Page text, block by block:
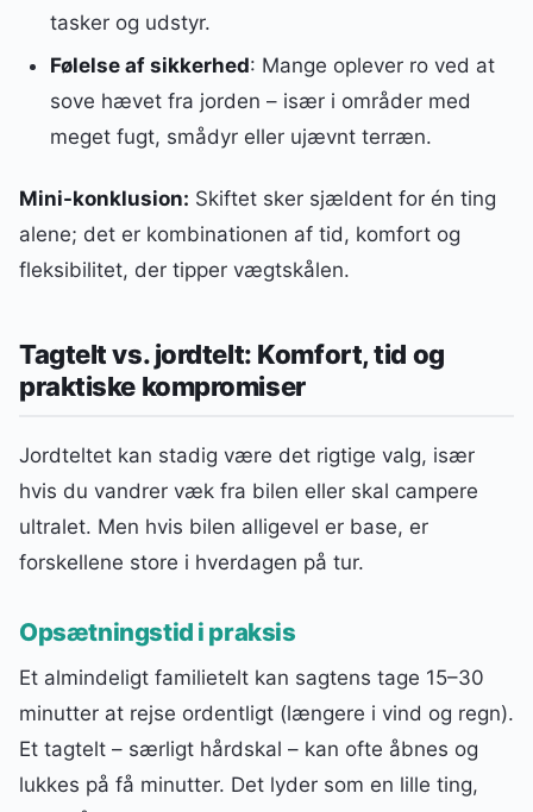
tasker og udstyr.
Følelse af sikkerhed: Mange oplever ro ved at
sove hævet fra jorden – især i områder med
meget fugt, smådyr eller ujævnt terræn.
Mini-konklusion: Skiftet sker sjældent for én ting
alene; det er kombinationen af tid, komfort og
fleksibilitet, der tipper vægtskålen.
Tagtelt vs. jordtelt: Komfort, tid og
praktiske kompromiser
Jordteltet kan stadig være det rigtige valg, især
hvis du vandrer væk fra bilen eller skal campere
ultralet. Men hvis bilen alligevel er base, er
forskellene store i hverdagen på tur.
Opsætningstid i praksis
Et almindeligt familietelt kan sagtens tage 15–30
minutter at rejse ordentligt (længere i vind og regn).
Et tagtelt – særligt hårdskal – kan ofte åbnes og
lukkes på få minutter. Det lyder som en lille ting,